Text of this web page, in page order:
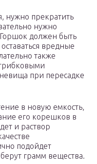
нужно прекратить
нужно
Горшок должен быть
вредные
также
при пересадке
в новую емкость,
его корешков в
и раствор
подойдет
грамм вещества.